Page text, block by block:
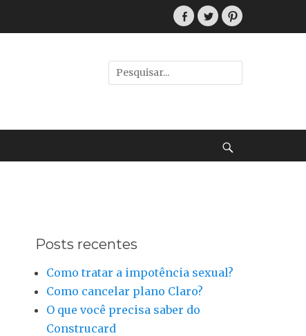
Facebook
TwitterPinterest
Pesquisar
por:
Posts recentes
Como tratar a impotência sexual?
Como cancelar plano Claro?
O que você precisa saber do
Construcard